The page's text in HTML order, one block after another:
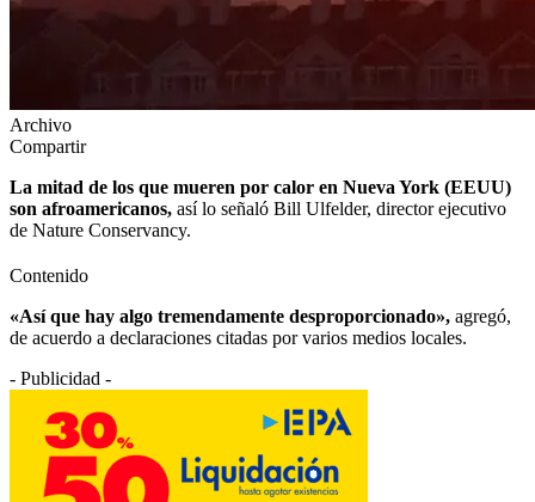
Archivo
Compartir
La mitad de los que mueren por calor en Nueva York (EEUU)
son afroamericanos, así lo señaló Bill Ulfelder, director ejecutivo
de Nature Conservancy.
Contenido
«Así que hay algo tremendamente desproporcionado», agregó,
de acuerdo a declaraciones citadas por varios medios locales.
- Publicidad -